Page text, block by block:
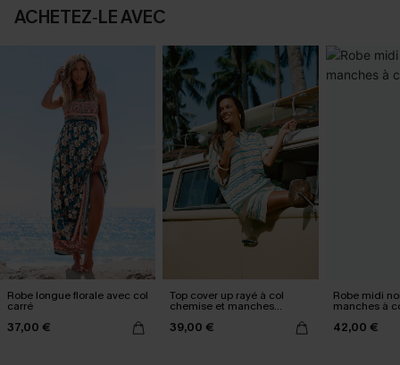
ACHETEZ‑LE AVEC
Robe longue florale avec col
carré
37,00 €
Top cover up rayé à col
chemise et manches
39,00 €
Robe midi
manches à
42,00 €